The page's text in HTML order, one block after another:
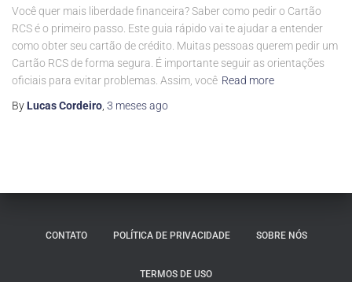
Você quer mais liberdade financeira? Saber como pedir o Cartão
RCS é o primeiro passo. Este guia rápido vai te ajudar a entender
como obter seu cartão de crédito. Muitas pessoas querem pedir um
Cartão RCS de forma segura. É importante seguir as orientações
oficiais para evitar problemas. Assim, você Read more
By Lucas Cordeiro 3 mesesago
CONTATO POLÍTICA DE PRIVACIDADE SOBRE NÓS
TERMOS DE USO